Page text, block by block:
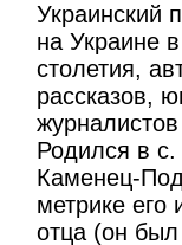
Украинский
на Украине
столетия,
рассказов,
Родился в
Каменец-
метрике
отца (он был